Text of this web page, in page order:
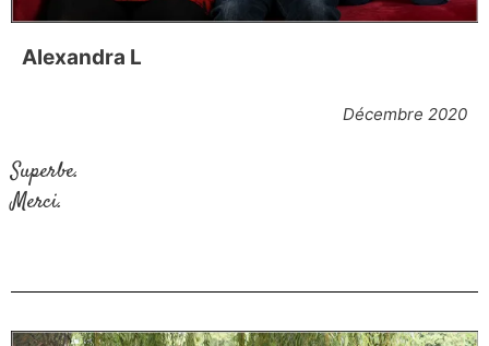
Alexandra L
Décembre 2020
Superbe.
Merci.